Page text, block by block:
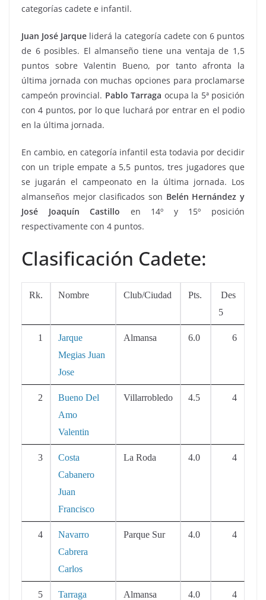
categorías cadete e infantil.
Juan José Jarque liderá la categoría cadete con 6 puntos
de 6 posibles. El almanseño tiene una ventaja de 1,5
puntos sobre Valentin Bueno, por tanto afronta la
última jornada con muchas opciones para proclamarse
campeón provincial. Pablo Tarraga ocupa la 5ª posición
con 4 puntos, por lo que luchará por entrar en el podio
en la última jornada.
En cambio, en categoría infantil esta todavia por decidir
con un triple empate a 5,5 puntos, tres jugadores que
se jugarán el campeonato en la última jornada. Los
almanseños mejor clasificados son Belén Hernández y
José Joaquín Castillo en 14º y 15º posición
respectivamente con 4 puntos.
Clasificación Cadete:
Rk. Nombre Club/Ciudad Pts.
Des
5
1
Jarque
Megias Juan
Jose
Almansa 6.0 6
2
Bueno Del
Amo
Valentin
Villarrobledo 4.5 4
3
Costa
Cabanero
Juan
Francisco
La Roda 4.0 4
4
Navarro
Cabrera
Carlos
Parque Sur 4.0 4
5 Tarraga Almansa 4.0 4